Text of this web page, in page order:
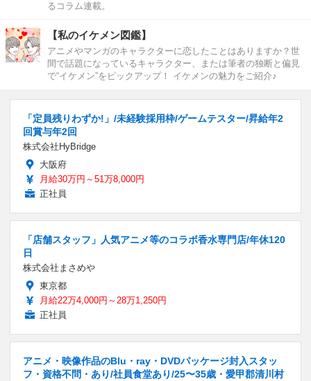
るコラム連載。
【私のイケメン図鑑】
アニメやマンガのキャラクターに恋したことはありますか？世
間で話題になっているキャラクター、または筆者の独断と偏見
で“イケメン”をピックアップ！ イケメンの魅力をご紹介♪
「定員残りわずか!」/未経験採用枠/ゲームテスター/昇給年2
回賞与年2回
株式会社HyBridge
大阪府
月給30万円～51万8,000円
正社員
「店舗スタッフ」人気アニメ等のコラボ香水専門店/年休120
日
株式会社まさめや
東京都
月給22万4,000円～28万1,250円
正社員
アニメ・映像作品のBlu・ray・DVDパッケージ封入スタッ
フ・資格不問・あり/社員食堂あり/25〜35歳・愛甲郡清川村